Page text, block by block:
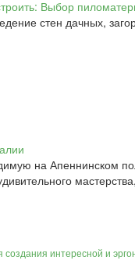
стен дачных,
на Апеннинском
создания интересной и